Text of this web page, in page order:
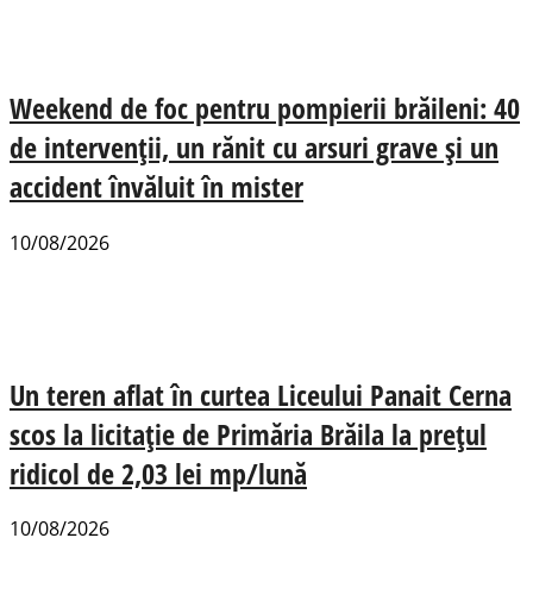
Weekend de foc pentru pompierii brăileni: 40
de intervenții, un rănit cu arsuri grave și un
accident învăluit în mister
10/08/2026
Un teren aflat în curtea Liceului Panait Cerna
scos la licitație de Primăria Brăila la prețul
ridicol de 2,03 lei mp/lună
10/08/2026